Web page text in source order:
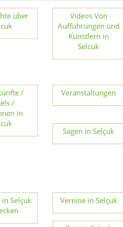
über
Videos Von
Aufführungen und
Künstlern in
Selcuk
/
/
in
Veranstaltungen
Sagen in Selçuk
Selçuk
Vereine in Selçuk